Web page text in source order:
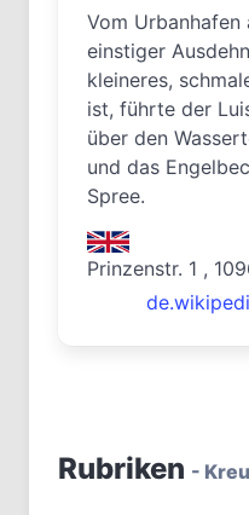
Rubriken -
Vom Urbanhafen
einstiger
kleineres,
ist, führte der
über den
und das
Spree.
Prinzenstr. 1 ,